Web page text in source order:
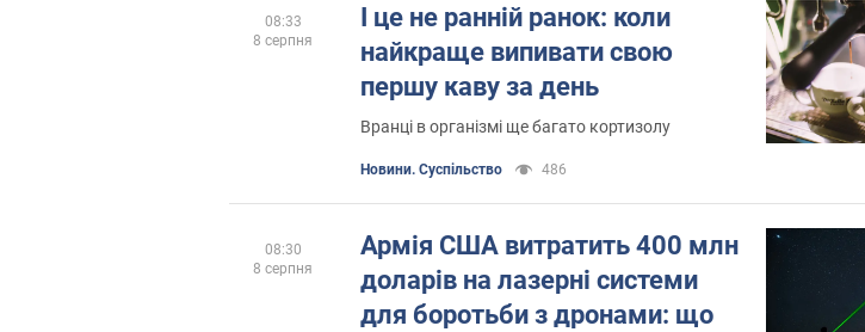
І це не ранній ранок: коли
найкраще випивати свою
першу каву за день
Вранці в організмі ще багато кортизолу
Новини. Суспільство 486
08:33
8 серпня
Армія США витратить 400 млн
доларів на лазерні системи
для боротьби з дронами: що
08:30
8 серпня